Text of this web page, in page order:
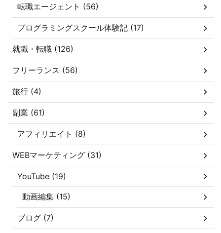
転職エージェント (56)
プログラミングスクール体験記 (17)
就職・転職 (126)
フリーランス (56)
旅行 (4)
副業 (61)
アフィリエイト (8)
WEBマーケティング (31)
YouTube (19)
動画編集 (15)
ブログ (7)